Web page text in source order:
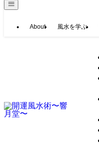
About 風水を学ぶ